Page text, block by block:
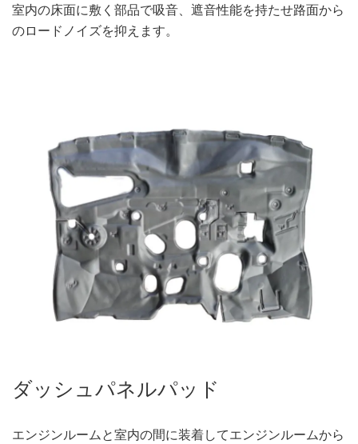
室内の床面に敷く部品で吸音、遮音性能を持たせ路面から
のロードノイズを抑えます。
ダッシュパネルパッド
エンジンルームと室内の間に装着してエンジンルームから